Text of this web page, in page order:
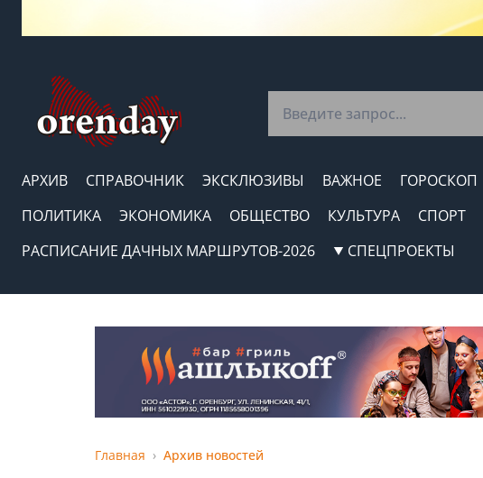
АРХИВ СПРАВОЧНИК ЭКСКЛЮЗИВЫ ВАЖНОЕ ГОРОСКОП
ПОЛИТИКА
ЭКОНОМИКА ОБЩЕСТВО КУЛЬТУРА СПОРТ
РАСПИСАНИЕ ДАЧНЫХ МАРШРУТОВ-2026
СПЕЦПРОЕКТЫ
Главная Архив новостей